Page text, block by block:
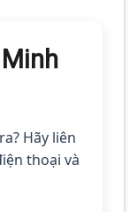
Hãy liên
thoại và